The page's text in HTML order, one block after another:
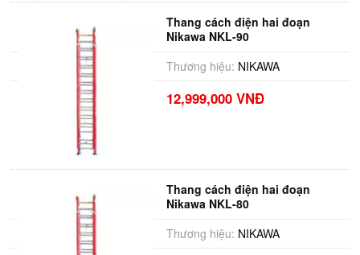
Thang cách điện hai đoạn
Nikawa NKL-90
Thương hiệu: NIKAWA
12,999,000 VNĐ
Thang cách điện hai đoạn
Nikawa NKL-80
Thương hiệu: NIKAWA